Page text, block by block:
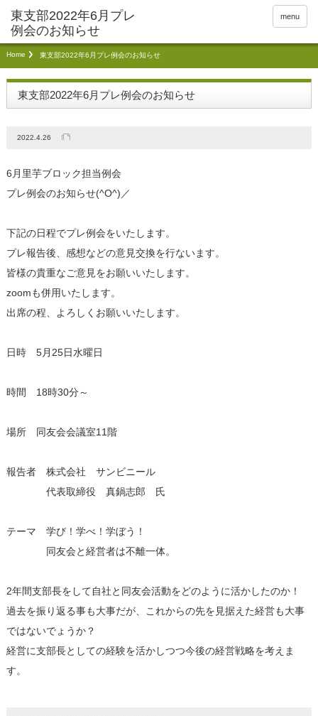
menu
Home 東支部2022年6月プレ例会のお知らせ
東支部2022年6月プレ例会のお知らせ
2022.4.26
6月里芋ブロック担当例会
プレ例会のお知らせ(^O^)／
下記の日程でプレ例会をいたします。
プレ報告後、感想などの意見交換を行ないます。
皆様の貴重なご意見をお願いいたします。
zoomも併用いたします。
出席の程、よろしくお願いいたします。
日時 5月25日水曜日
時間 18時30分～
場所 同友会会議室11階
報告者 株式会社 サンビニール
代表取締役 真鍋志郎 氏
テーマ 学び！学べ！学ぼう！
同友会と経営者は不離一体。
2年間支部長をして自社と同友会活動をどのように活かしたのか！
過去を振り返る事も大事だが、これからの先を見据えた経営も大事
ではないでょうか？
経営に支部長としての経験を活かしつつ今後の経営戦略を考えま
す。